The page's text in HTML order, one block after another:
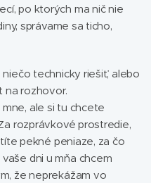
po ktorých ma nič nie
správame sa ticho,
technicky riešiť, alebo
na rozhovor.
ale si tu chcete
rozprávkové prostredie,
pekné peniaze, za čo
dni u mňa chcem
že neprekážam vo